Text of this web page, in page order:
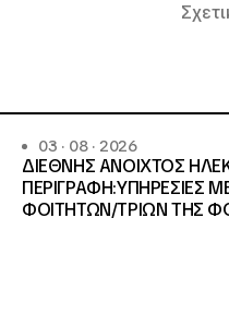
03 · 08 · 2026
ΔΙΕΘΝΗΣ ΑΝΟΙΧΤΟΣ
ΠΕΡΙΓΡΑΦΗ:ΥΠΗΡΕΣΙΕΣ
ΦΟΙΤΗΤΩΝ/ΤΡΙΩΝ ΤΗΣ